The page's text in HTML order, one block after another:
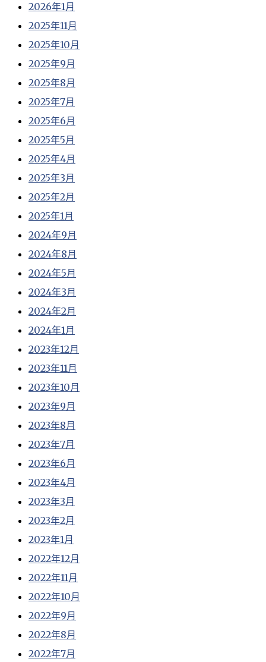
2026年1月
2025年11月
2025年10月
2025年9月
2025年8月
2025年7月
2025年6月
2025年5月
2025年4月
2025年3月
2025年2月
2025年1月
2024年9月
2024年8月
2024年5月
2024年3月
2024年2月
2024年1月
2023年12月
2023年11月
2023年10月
2023年9月
2023年8月
2023年7月
2023年6月
2023年4月
2023年3月
2023年2月
2023年1月
2022年12月
2022年11月
2022年10月
2022年9月
2022年8月
2022年7月